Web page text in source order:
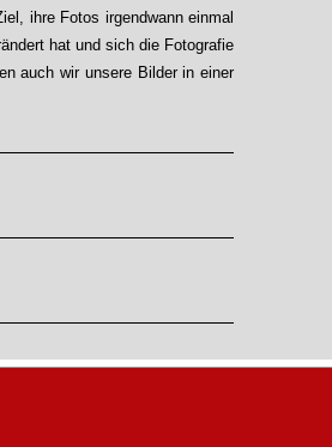
ihre Fotos irgendwann einmal
hat und sich die Fotografie
auch wir unsere Bilder in einer